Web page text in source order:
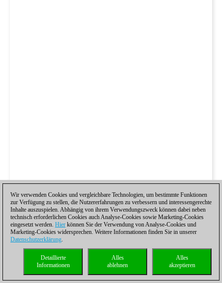
Wir verwenden Cookies und vergleichbare Technologien, um bestimmte Funktionen
zur Verfügung zu stellen, die Nutzererfahrungen zu verbessern und interessengerechte
Inhalte auszuspielen. Abhängig von ihrem Verwendungszweck können dabei neben
technisch erforderlichen Cookies auch Analyse-Cookies sowie Marketing-Cookies
eingesetzt werden. Hier können Sie der Verwendung von Analyse-Cookies und
Marketing-Cookies widersprechen. Weitere Informationen finden Sie in unserer
Datenschutzerklärung.
Alles
akzeptieren
Alles
ablehnen
Detaillierte
Informationen